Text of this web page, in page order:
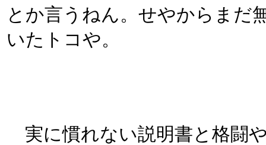
とか言うねん。せやからま
いたトコや。
実に慣れない説明書と格闘